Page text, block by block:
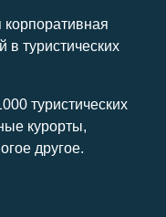
в туристических
туристических
курорты,
другое.